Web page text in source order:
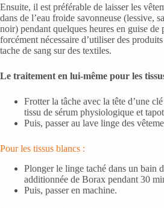
Ensuite, il est préférable de laisser les
dans de l’eau froide savonneuse (lessive,
noir) pendant quelques heures en guise de
forcément nécessaire d’utiliser des
tache de sang sur des textiles.
Le traitement en lui-même pour les
Frotter la tâche avec la tête d’une
tissu de sérum physiologique et
Puis, passer au lave linge des
Pour les tissus blancs :
Plonger le linge taché dans un bain
additionnée de Borax pendant 30
Puis, passer en machine.